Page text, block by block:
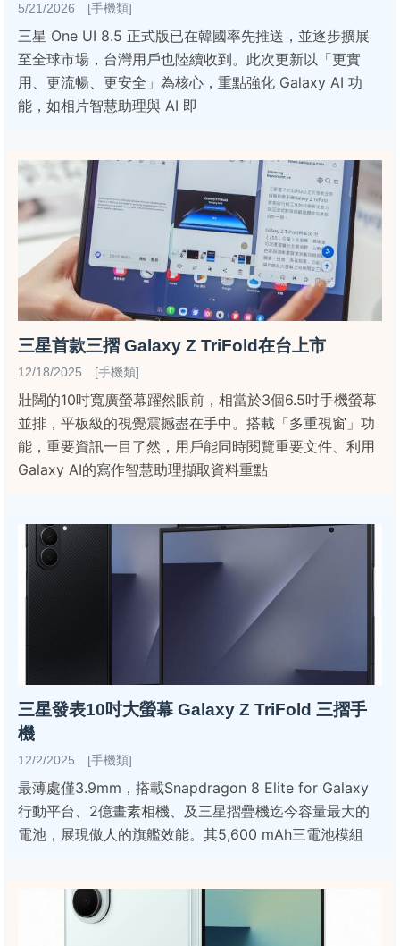
5/21/2026 [手機類]
三星 One UI 8.5 正式版已在韓國率先推送，並逐步擴展
至全球市場，台灣用戶也陸續收到。此次更新以「更實
用、更流暢、更安全」為核心，重點強化 Galaxy AI 功
能，如相片智慧助理與 AI 即
三星首款三摺 Galaxy Z TriFold在台上市
12/18/2025 [手機類]
壯闊的10吋寬廣螢幕躍然眼前，相當於3個6.5吋手機螢幕
並排，平板級的視覺震撼盡在手中。搭載「多重視窗」功
能，重要資訊一目了然，用戶能同時閱覽重要文件、利用
Galaxy AI的寫作智慧助理擷取資料重點
三星發表10吋大螢幕 Galaxy Z TriFold 三摺手
機
12/2/2025 [手機類]
最薄處僅3.9mm，搭載Snapdragon 8 Elite for Galaxy
行動平台、2億畫素相機、及三星摺疊機迄今容量最大的
電池，展現傲人的旗艦效能。其5,600 mAh三電池模組